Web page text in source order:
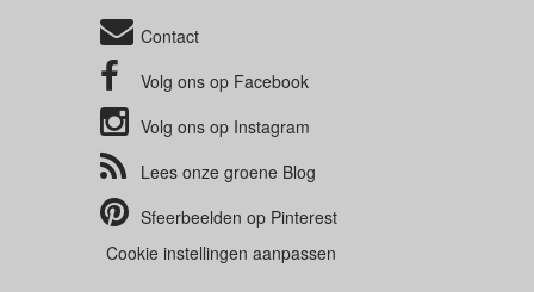
Contact
Volg ons op Facebook
Volg ons op Instagram
Lees onze groene Blog
Sfeerbeelden op Pinterest
Cookie instellingen aanpassen